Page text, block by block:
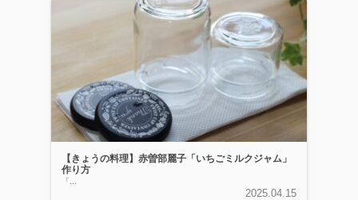
【きょうの料理】赤曽部麗子「いちごミルクジャム」
作り方
「...
2025.04.15